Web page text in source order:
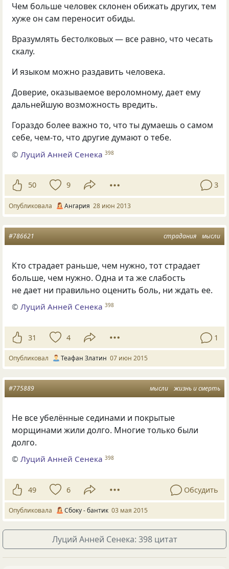
Чем больше человек склонен обижать других, тем
хуже он сам переносит обиды.
Вразумлять бестолковых — все равно, что чесать
скалу.
И языком можно раздавить человека.
Доверие, оказываемое вероломному, дает ему
дальнейшую возможность вредить.
Гораздо более важно то, что ты думаешь о самом
себе, чем-то, что другие думают о тебе.
©Луций Анней Сенека 398
50 9 3
Опубликовала Ангария 28 июн 2013
страдания мысли
#786621
Кто страдает раньше, чем нужно, тот страдает
больше, чем нужно. Одна и та же слабость
не дает ни правильно оценить боль, ни ждать ее.
©Луций Анней Сенека 398
31 4 1
Опубликовал Теафан Златин 07 июн 2015
мысли жизнь и смерть
#775889
Не все убелённые сединами и покрытые
морщинами жили долго. Многие только были
долго.
©Луций Анней Сенека 398
49 6 Обсудить
Опубликовала Сбоку - бантик 03 мая 2015
Луций Анней Сенека: 398 цитат